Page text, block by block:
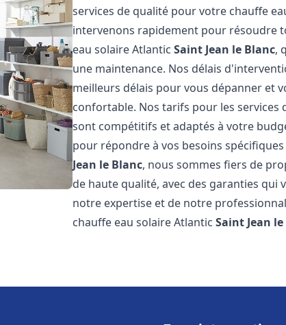
services de qualité pour votre chauffe
intervenons rapidement pour résoudre
eau solaire AtlanticSaint Jean le Blanc,
une maintenance. Nos délais
meilleurs délais pour vous dépanner et
confortable. Nos tarifs pour les services
sont compétitifs et adaptés à votre
pour répondre à vos besoins
Jean le Blanc, nous sommes fiers de
de haute qualité, avec des garanties
notre expertise et de notre
chauffe eau solaire AtlanticSaint Jean